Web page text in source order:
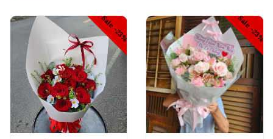
Sale -23% Sale -23%